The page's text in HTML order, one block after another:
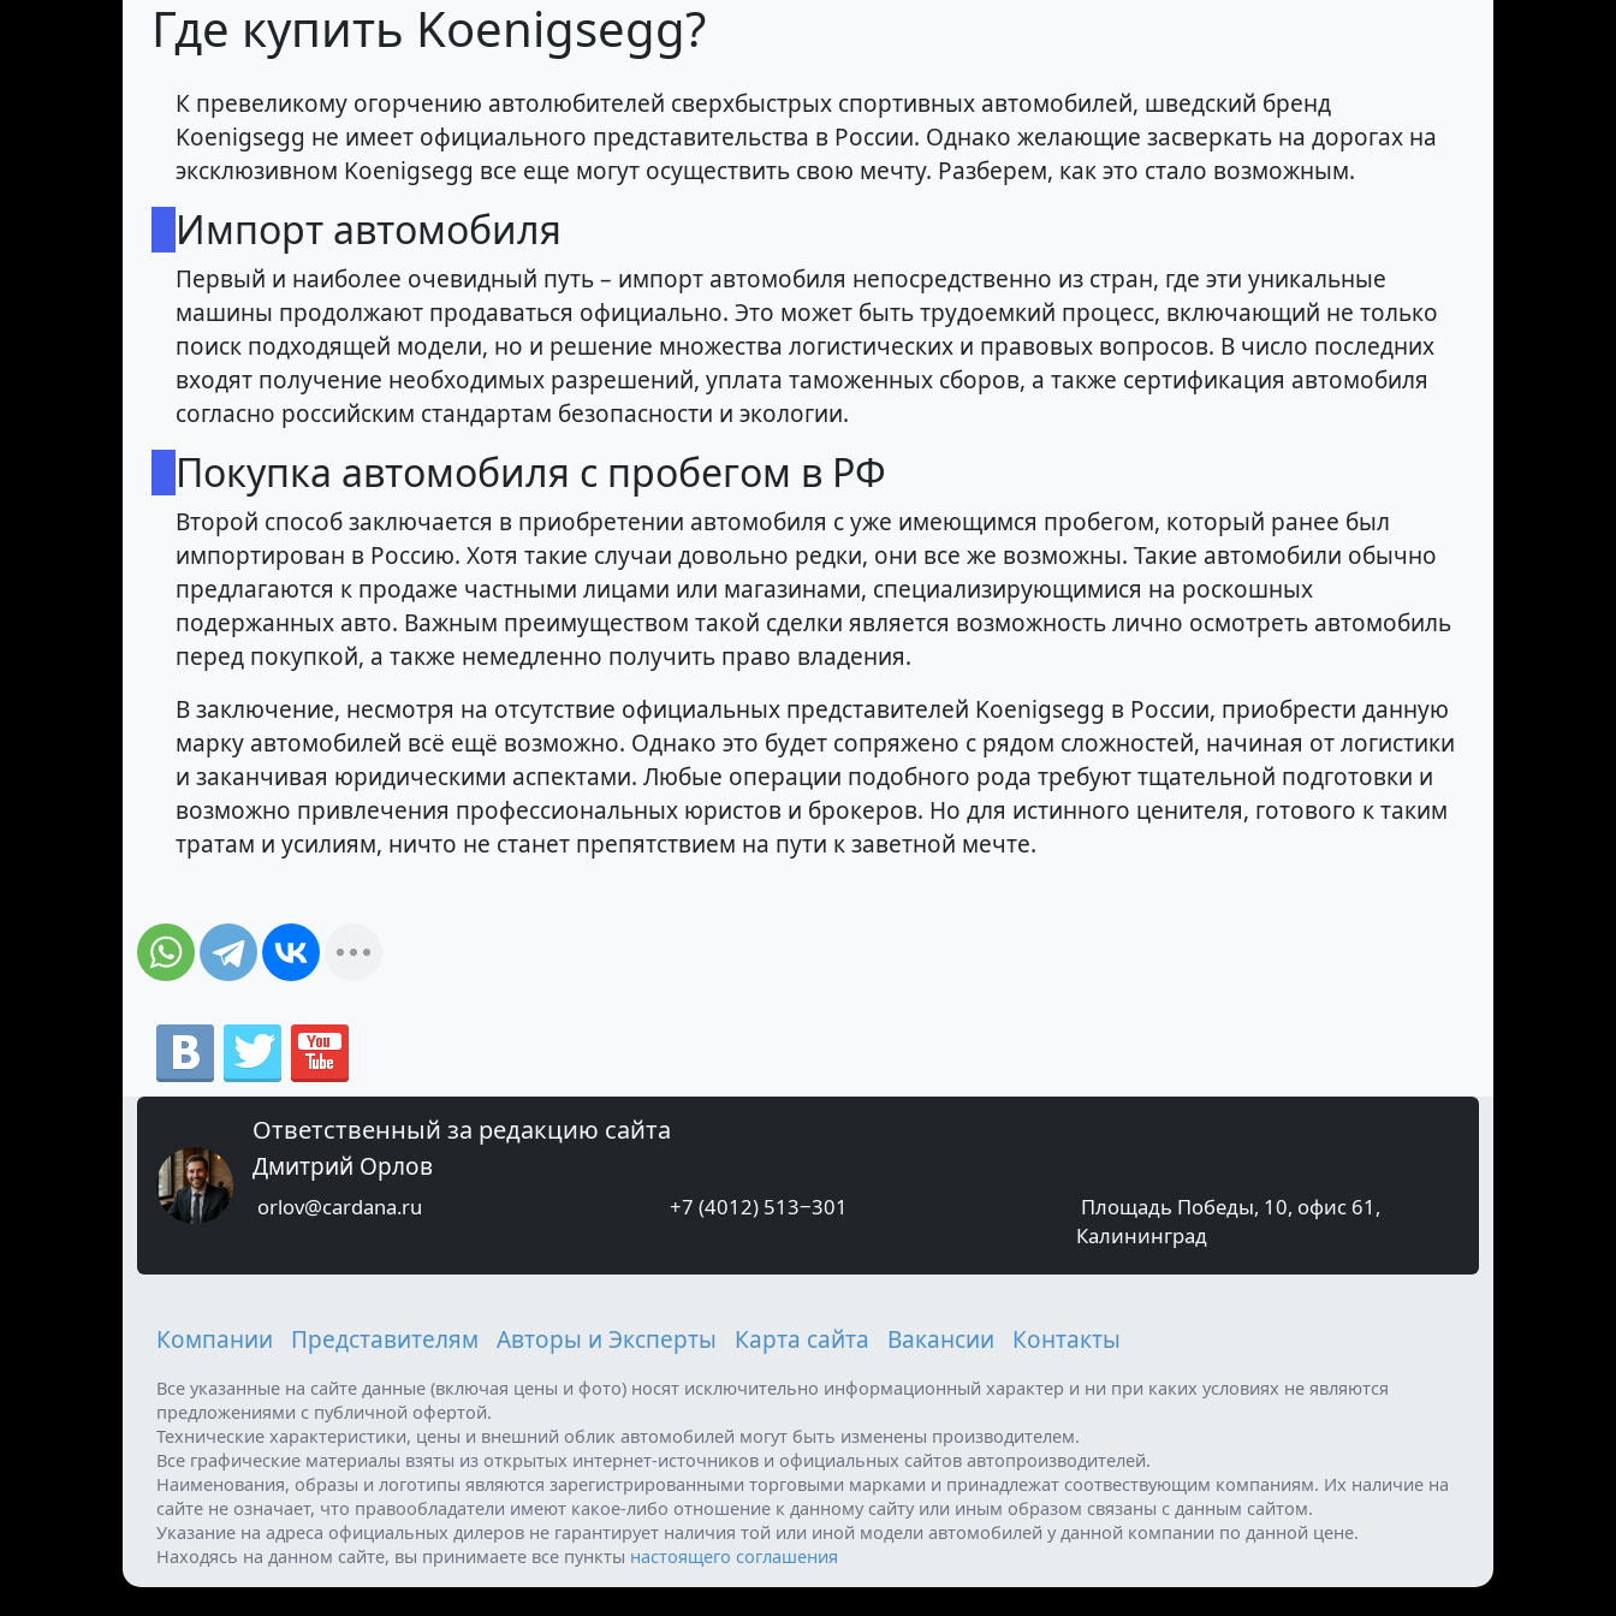
Где купить Koenigsegg?
К превеликому огорчению автолюбителей сверхбыстрых спортивных автомобилей, шведский бренд
Koenigsegg не имеет официального представительства в России. Однако желающие засверкать на дорогах на
эксклюзивном Koenigsegg все еще могут осуществить свою мечту. Разберем, как это стало возможным.
Импорт автомобиля
Первый и наиболее очевидный путь – импорт автомобиля непосредственно из стран, где эти уникальные
машины продолжают продаваться официально. Это может быть трудоемкий процесс, включающий не только
поиск подходящей модели, но и решение множества логистических и правовых вопросов. В число последних
входят получение необходимых разрешений, уплата таможенных сборов, а также сертификация автомобиля
согласно российским стандартам безопасности и экологии.
Покупка автомобиля с пробегом в РФ
Второй способ заключается в приобретении автомобиля с уже имеющимся пробегом, который ранее был
импортирован в Россию. Хотя такие случаи довольно редки, они все же возможны. Такие автомобили обычно
предлагаются к продаже частными лицами или магазинами, специализирующимися на роскошных
подержанных авто. Важным преимуществом такой сделки является возможность лично осмотреть автомобиль
перед покупкой, а также немедленно получить право владения.
В заключение, несмотря на отсутствие официальных представителей Koenigsegg в России, приобрести данную
марку автомобилей всё ещё возможно. Однако это будет сопряжено с рядом сложностей, начиная от логистики
и заканчивая юридическими аспектами. Любые операции подобного рода требуют тщательной подготовки и
возможно привлечения профессиональных юристов и брокеров. Но для истинного ценителя, готового к таким
тратам и усилиям, ничто не станет препятствием на пути к заветной мечте.
Ответственный за редакцию сайта
Дмитрий Орлов
orlov@cardana.ru +7 (4012) 513‒301
Площадь Победы, 10, офис 61,
Калининград
Компании Представителям Авторы и Эксперты Карта сайта Вакансии Контакты
Все указанные на сайте данные (включая цены и фото) носят исключительно информационный характер и ни при каких условиях не являются
предложениями с публичной офертой.
Технические характеристики, цены и внешний облик автомобилей могут быть изменены производителем.
Все графические материалы взяты из открытых интернет-источников и официальных сайтов автопроизводителей.
Наименования, образы и логотипы являются зарегистрированными торговыми марками и принадлежат соотвествующим компаниям. Их наличие на
сайте не означает, что правообладатели имеют какое-либо отношение к данному сайту или иным образом связаны с данным сайтом.
Указание на адреса официальных дилеров не гарантирует наличия той или иной модели автомобилей у данной компании по данной цене.
Находясь на данном сайте, вы принимаете все пункты настоящего соглашения